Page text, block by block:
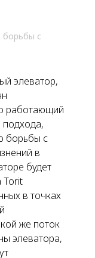
борьбы с
элеватор,
работающий
борьбы с
в
будет
Torit
в точках
же поток
элеватора,